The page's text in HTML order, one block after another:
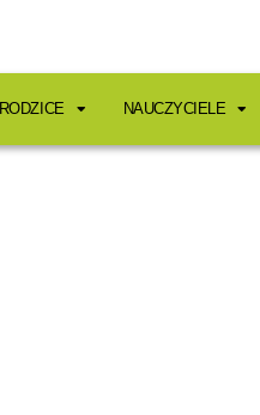
RODZICE NAUCZYCIELE